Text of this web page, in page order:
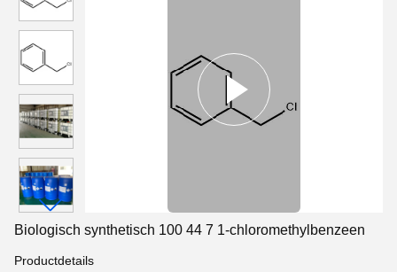
Biologisch synthetisch 100 44 7 1-chloromethylbenzeen
Productdetails